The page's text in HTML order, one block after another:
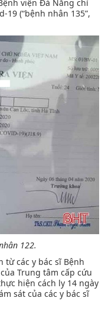
viện Đà Nẵng chỉ
(“bệnh nhân 135”,
122.
từ các y bác sĩ Bệnh
Trung tâm cấp cứu
hiện cách ly 14 ngày
sát của các y bác sĩ